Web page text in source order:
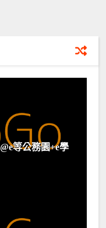
等公務園+e學